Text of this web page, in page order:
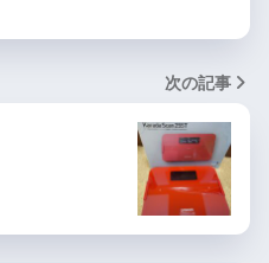
次の記事